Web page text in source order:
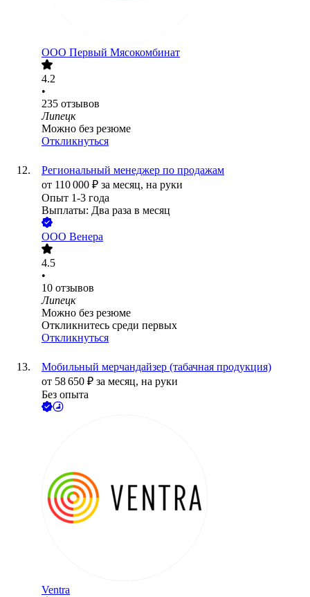
ООО Первый Мясокомбинат
4.2
•
235 отзывов
Липецк
Можно без резюме
Откликнуться
Региональный менеджер по продажам
от 110 000 ₽ за месяц, на руки
Опыт 1-3 года
Выплаты: Два раза в месяц
ООО Венера
4.5
•
10 отзывов
Липецк
Можно без резюме
Откликнитесь среди первых
Откликнуться
Мобильный мерчандайзер (табачная продукция)
от 58 650 ₽ за месяц, на руки
Без опыта
Ventra